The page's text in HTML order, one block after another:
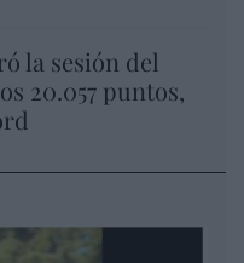
la sesión del
20.057 puntos,